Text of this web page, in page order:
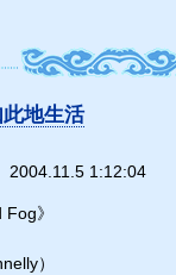
地生活
2004.11.5 1:12:04
》
）